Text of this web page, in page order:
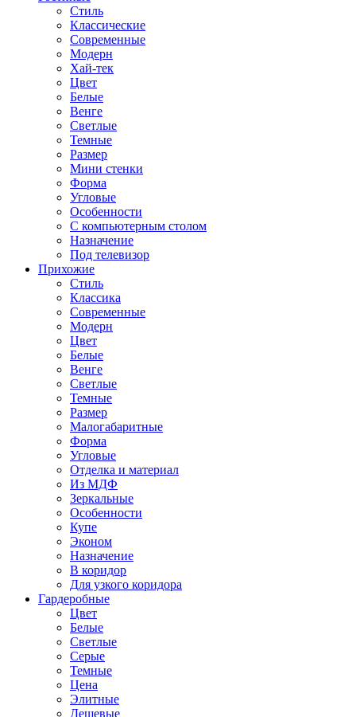
Стиль
Классические
Современные
Модерн
Хай-тек
Цвет
Белые
Венге
Светлые
Темные
Размер
Мини стенки
Форма
Угловые
Особенности
С компьютерным столом
Назначение
Под телевизор
Прихожие
Стиль
Классика
Современные
Модерн
Цвет
Белые
Венге
Светлые
Темные
Размер
Малогабаритные
Форма
Угловые
Отделка и материал
Из МДФ
Зеркальные
Особенности
Купе
Эконом
Назначение
В коридор
Для узкого коридора
Гардеробные
Цвет
Белые
Светлые
Серые
Темные
Цена
Элитные
Дешевые